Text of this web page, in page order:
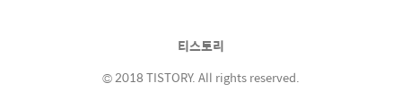
티스토리
© 2018 TISTORY. All rights reserved.